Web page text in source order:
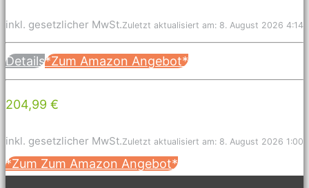
inkl. gesetzlicher MwSt.Zuletzt aktualisiert am: 8. August 2026 4:14
Details*Zum Amazon Angebot*
204,99 €
inkl. gesetzlicher MwSt.Zuletzt aktualisiert am: 8. August 2026 1:00
*Zum Zum Amazon Angebot*